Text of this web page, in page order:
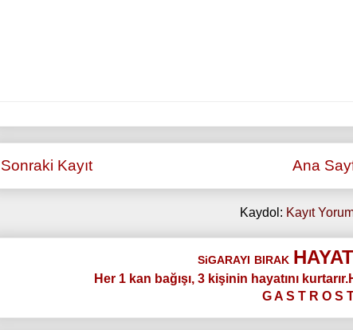
Sonraki Kayıt Ana
Kaydol: Kayıt
SiGARAYI BIRAK
Her 1 kan bağışı, 3 kişinin hayatını
G A S T R O S